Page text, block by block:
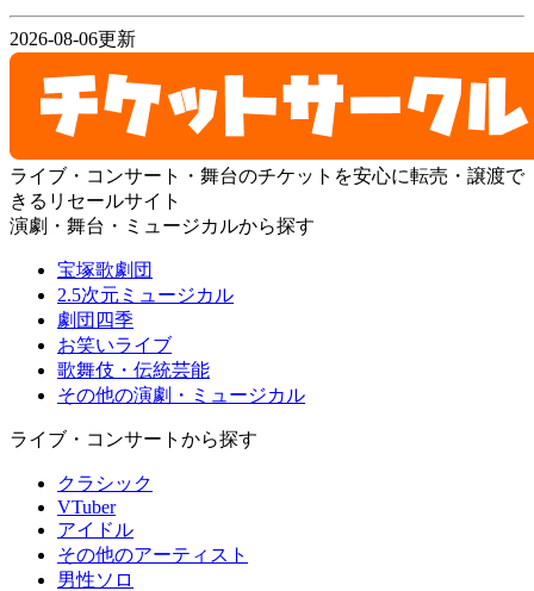
2026-08-06更新
ライブ・コンサート・舞台のチケットを安心に転売・譲渡で
きるリセールサイト
演劇・舞台・ミュージカルから探す
宝塚歌劇団
2.5次元ミュージカル
劇団四季
お笑いライブ
歌舞伎・伝統芸能
その他の演劇・ミュージカル
ライブ・コンサートから探す
クラシック
VTuber
アイドル
その他のアーティスト
男性ソロ